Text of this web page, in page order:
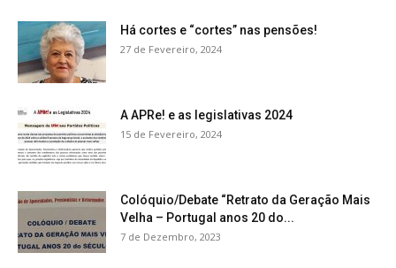
Há cortes e “cortes” nas pensões!
27 de Fevereiro, 2024
A APRe! e as legislativas 2024
15 de Fevereiro, 2024
Colóquio/Debate “Retrato da Geração Mais
Velha – Portugal anos 20 do...
7 de Dezembro, 2023